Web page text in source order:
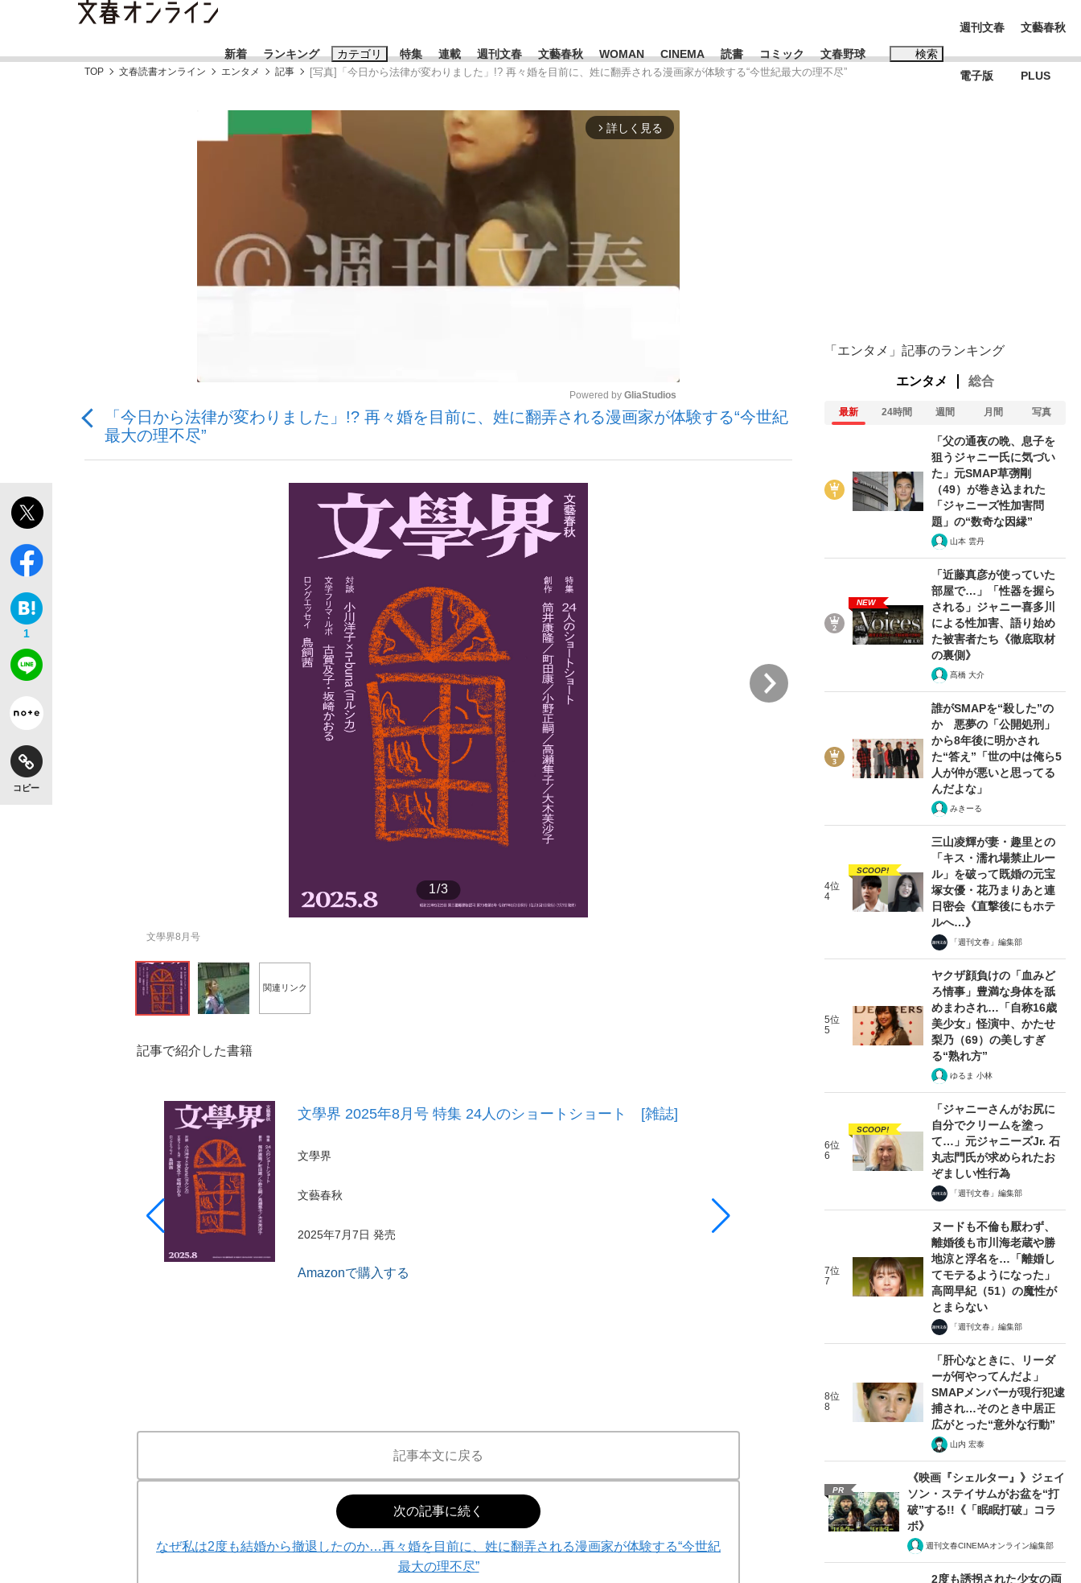
新着 ランキング カテゴリ
「敗因分析は一切聞かれなかった」侍ジャパン選手が証言した“NPB聞... 「クマが悪者扱いされているのが悲しい」『北の国から』倉本聰氏（91...
「目標達成できなかったからと言って…」サッカー日本代表・森保一監督...
もっと見る
特集
いまさら聞けない資産運用のすべて
もっと見る
連載 週刊文春 文藝春秋 WOMAN CINEMA 読書 コミック 文春野球 検索
おすすめのキーワードタグ一覧
#高市早苗 #城彰二
週刊文春
電子版
文藝春秋
PLUS
TOP 文春読書オンライン エンタメ 記事 [写真]「今日から法律が変わりました」!? 再々婚を目前に、姓に翻弄される漫画家が体験する“今世紀最大の理不尽”
arrow_forward_ios 詳しく見る
Powered by GliaStudios
「今日から法律が変わりました」!? 再々婚を目前に、姓に翻弄される漫画家が体験する“今世紀
最大の理不尽”
1
コピー
1/3
文學界8月号
関連リンク
記事で紹介した書籍
文學界 2025年8月号 特集 24人のショートショート [雑誌]
文學界
文藝春秋
2025年7月7日 発売
Amazonで購入する
記事本文に戻る
次の記事に続く
なぜ私は2度も結婚から撤退したのか…再々婚を目前に、姓に翻弄される漫画家が体験する“今世紀
最大の理不尽”
「エンタメ」記事のランキング
エンタメ 総合
最新 24時間 週間 月間 写真
「父の通夜の晩、息子を
狙うジャニー氏に気づい
た」元SMAP草彅剛
（49）が巻き込まれた
「ジャニーズ性加害問
題」の“数奇な因縁”
山本 雲丹
NEW
「近藤真彦が使っていた
部屋で…」「性器を握ら
される」ジャニー喜多川
による性加害、語り始め
た被害者たち《徹底取材
の裏側》
髙橋 大介
誰がSMAPを“殺した”の
か 悪夢の「公開処刑」
から8年後に明かされ
た“答え”「世の中は俺ら5
人が仲が悪いと思ってる
んだよな」
みきーる
4位
4
SCOOP!
三山凌輝が妻・趣里との
「キス・濡れ場禁止ルー
ル」を破って既婚の元宝
塚女優・花乃まりあと連
日密会《直撃後にもホテ
ルへ…》
「週刊文春」編集部
5位
5
ヤクザ顔負けの「血みど
ろ情事」豊満な身体を舐
めまわされ…「自称16歳
美少女」怪演中、かたせ
梨乃（69）の美しすぎ
る“熟れ方”
ゆるま 小林
6位
6
SCOOP!
「ジャニーさんがお尻に
自分でクリームを塗っ
て…」元ジャニーズJr. 石
丸志門氏が求められたお
ぞましい性行為
「週刊文春」編集部
7位
7
ヌードも不倫も厭わず、
離婚後も市川海老蔵や勝
地涼と浮名を…「離婚し
てモテるようになった」
高岡早紀（51）の魔性が
とまらない
「週刊文春」編集部
8位
8
「肝心なときに、リーダ
ーが何やってんだよ」
SMAPメンバーが現行犯逮
捕され…そのとき中居正
広がとった“意外な行動”
山内 宏泰
PR
《映画『シェルター』》ジェイ
ソン・ステイサムがお盆を“打
破”する!!《「眠眠打破」コラ
ボ》
週刊文春CINEMAオンライン編集部
2度も誘拐された少女の両